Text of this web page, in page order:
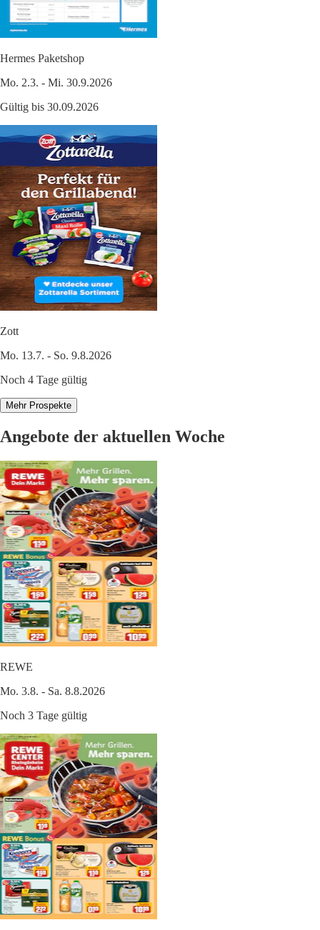
Hermes Paketshop
Mo. 2.3. - Mi. 30.9.2026
Gültig bis 30.09.2026
Zott
Mo. 13.7. - So. 9.8.2026
Noch 4 Tage gültig
Mehr Prospekte
Angebote der aktuellen Woche
REWE
Mo. 3.8. - Sa. 8.8.2026
Noch 3 Tage gültig